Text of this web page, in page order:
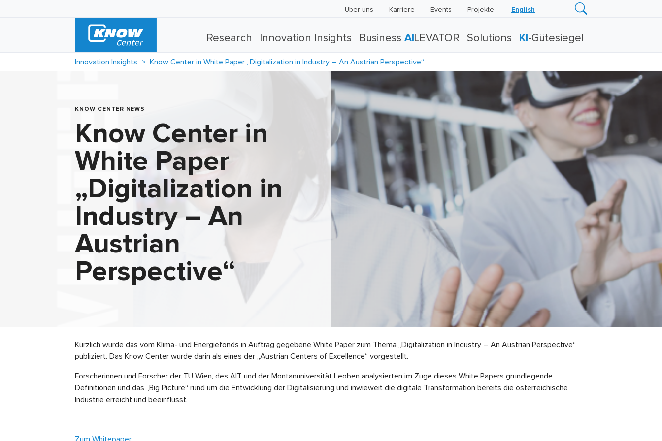
Über uns Karriere Events Projekte English
Research Innovation Insights Business AI LEVATOR Solutions KI -Gütesiegel
Innovation Insights Know Center in White Paper „Digitalization in Industry – An Austrian Perspective“
KNOW CENTER NEWS
Know Center in
White Paper
„Digitalization in
Industry – An
Austrian
Perspective“
Kürzlich wurde das vom Klima- und Energiefonds in Auftrag gegebene White Paper zum Thema „Digitalization in Industry – An Austrian Perspective“
publiziert. Das Know Center wurde darin als eines der „Austrian Centers of Excellence“ vorgestellt.
Forscherinnen und Forscher der TU Wien, des AIT und der Montanuniversität Leoben analysierten im Zuge dieses White Papers grundlegende
Definitionen und das „Big Picture“ rund um die Entwicklung der Digitalisierung und inwieweit die digitale Transformation bereits die österreichische
Industrie erreicht und beeinflusst.
Zum Whitepaper